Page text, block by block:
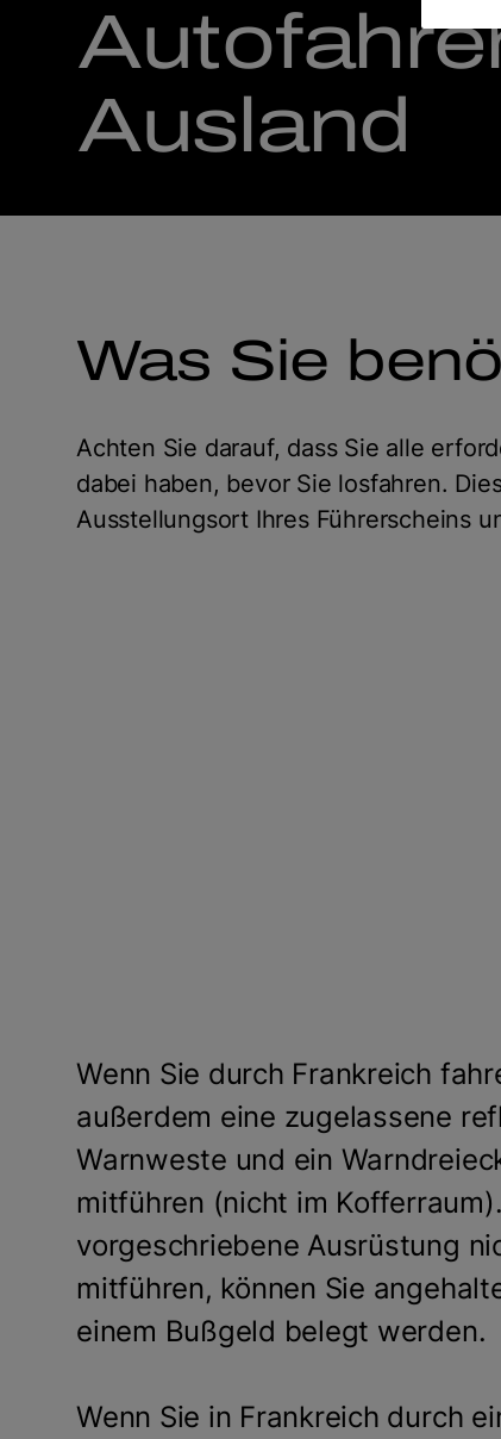
Ausland
Was Sie
Achten Sie darauf, dass Sie alle
dabei haben, bevor Sie losfahren.
Ausstellungsort Ihres Führerscheins
Wenn Sie durch Frankreich
außerdem eine zugelassene
Warnweste und ein
mitführen (nicht im
vorgeschriebene Ausrüstung
mitführen, können Sie
einem Bußgeld belegt werden.
Wenn Sie in Frankreich durch